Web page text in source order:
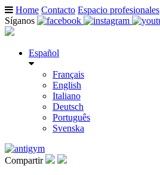
Home Contacto Espacio profesionales
Síganos
Español
Français
English
Italiano
Deutsch
Português
Svenska
Compartir